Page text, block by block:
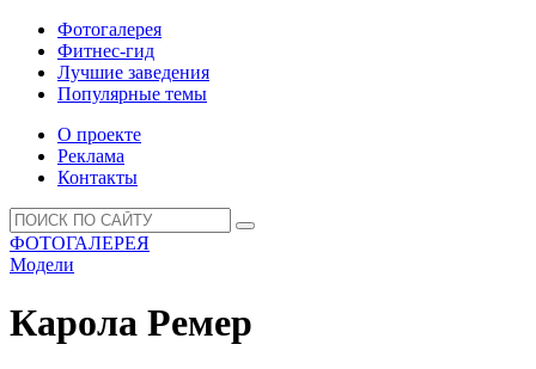
Фотогалерея
Фитнес-гид
Лучшие заведения
Популярные темы
О проекте
Реклама
Контакты
ФОТОГАЛЕРЕЯ
Модели
Карола Ремер